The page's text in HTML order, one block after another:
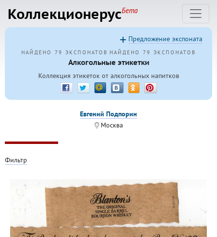
КоллекционерусБета
НАЙДЕНО 79 ЭКСПОНАТОВ НАЙДЕНО 79 ЭКСПОНАТОВ
Алкогольные этикетки
Коллекция этикеток от алкогольных напитков
Предложение экспоната
Евгений Подпорин
Москва
Фильтр